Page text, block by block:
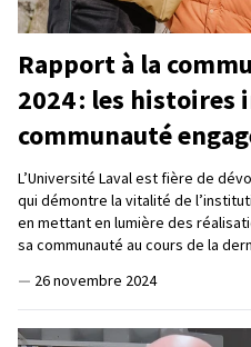
Rapport à la
2024 : les histoires
communauté
L’Université Laval est fière de
qui démontre la vitalité de
en mettant en lumière des
sa communauté au cours de la
— 26 novembre 2024